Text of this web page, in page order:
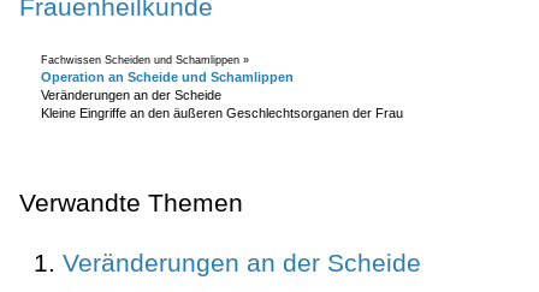
Frauenheilkunde
Fachwissen Scheiden und Schamlippen »
Operation an Scheide und Schamlippen
Veränderungen an der Scheide
Kleine Eingriffe an den äußeren Geschlechtsorganen der Frau
Verwandte Themen
Veränderungen an der Scheide